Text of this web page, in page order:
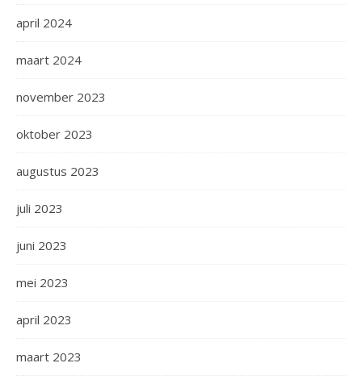
april 2024
maart 2024
november 2023
oktober 2023
augustus 2023
juli 2023
juni 2023
mei 2023
april 2023
maart 2023